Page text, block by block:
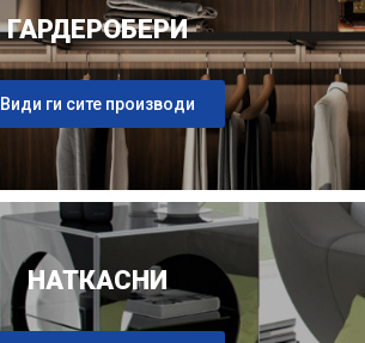
ГАРДЕРОБЕРИ
Види ги сите производи
НАТКАСНИ